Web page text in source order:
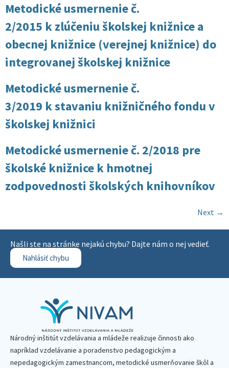
Metodické usmernenie č.
2/2015 k zlúčeniu školskej knižnice a
obecnej knižnice (verejnej knižnice) do
integrovanej školskej knižnice
Metodické usmernenie č.
3/2019 k stavaniu knižničného fondu v
školskej knižnici
Metodické usmernenie č. 2/2018 pre
školské knižnice k hmotnej
zodpovednosti školských knihovníkov
Next →
Našli ste na stránke nejakú chybu? Dajte nám o nej vedieť.
Nahlásiť chybu
Národný inštitút vzdelávania a mládeže realizuje činnosti ako
napríklad vzdelávanie a poradenstvo pedagogickým a
nepedagogickým zamestnancom, metodické usmerňovanie škôl a